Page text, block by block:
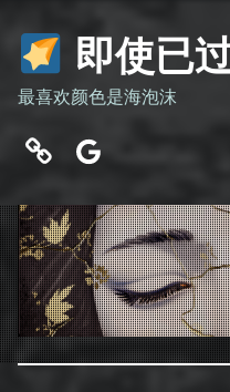
即使已
最喜欢颜色是海泡沫